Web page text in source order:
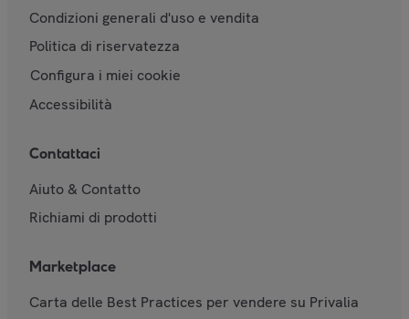
Condizioni generali d'uso e vendita
Politica di riservatezza
Configura i miei cookie
Accessibilità
Contattaci
Aiuto & Contatto
Richiami di prodotti
Marketplace
Carta delle Best Practices per vendere su Privalia